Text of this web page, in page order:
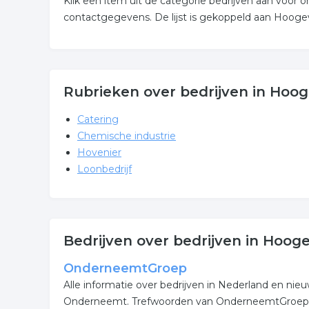
contactgegevens. De lijst is gekoppeld aan
Rubrieken over bedrijven in
Catering
Chemische industrie
Hovenier
Loonbedrijf
Bedrijven over bedrijven in
OnderneemtGroep
Alle informatie over bedrijven in Nederland en
Onderneemt. Trefwoorden van